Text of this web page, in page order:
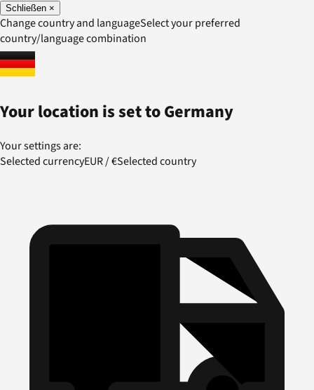
Schließen ×
Change country and languageSelect your preferred
country/language combination
Your location is set toGermany
Your settings are:
Selected currencyEUR/€Selected country